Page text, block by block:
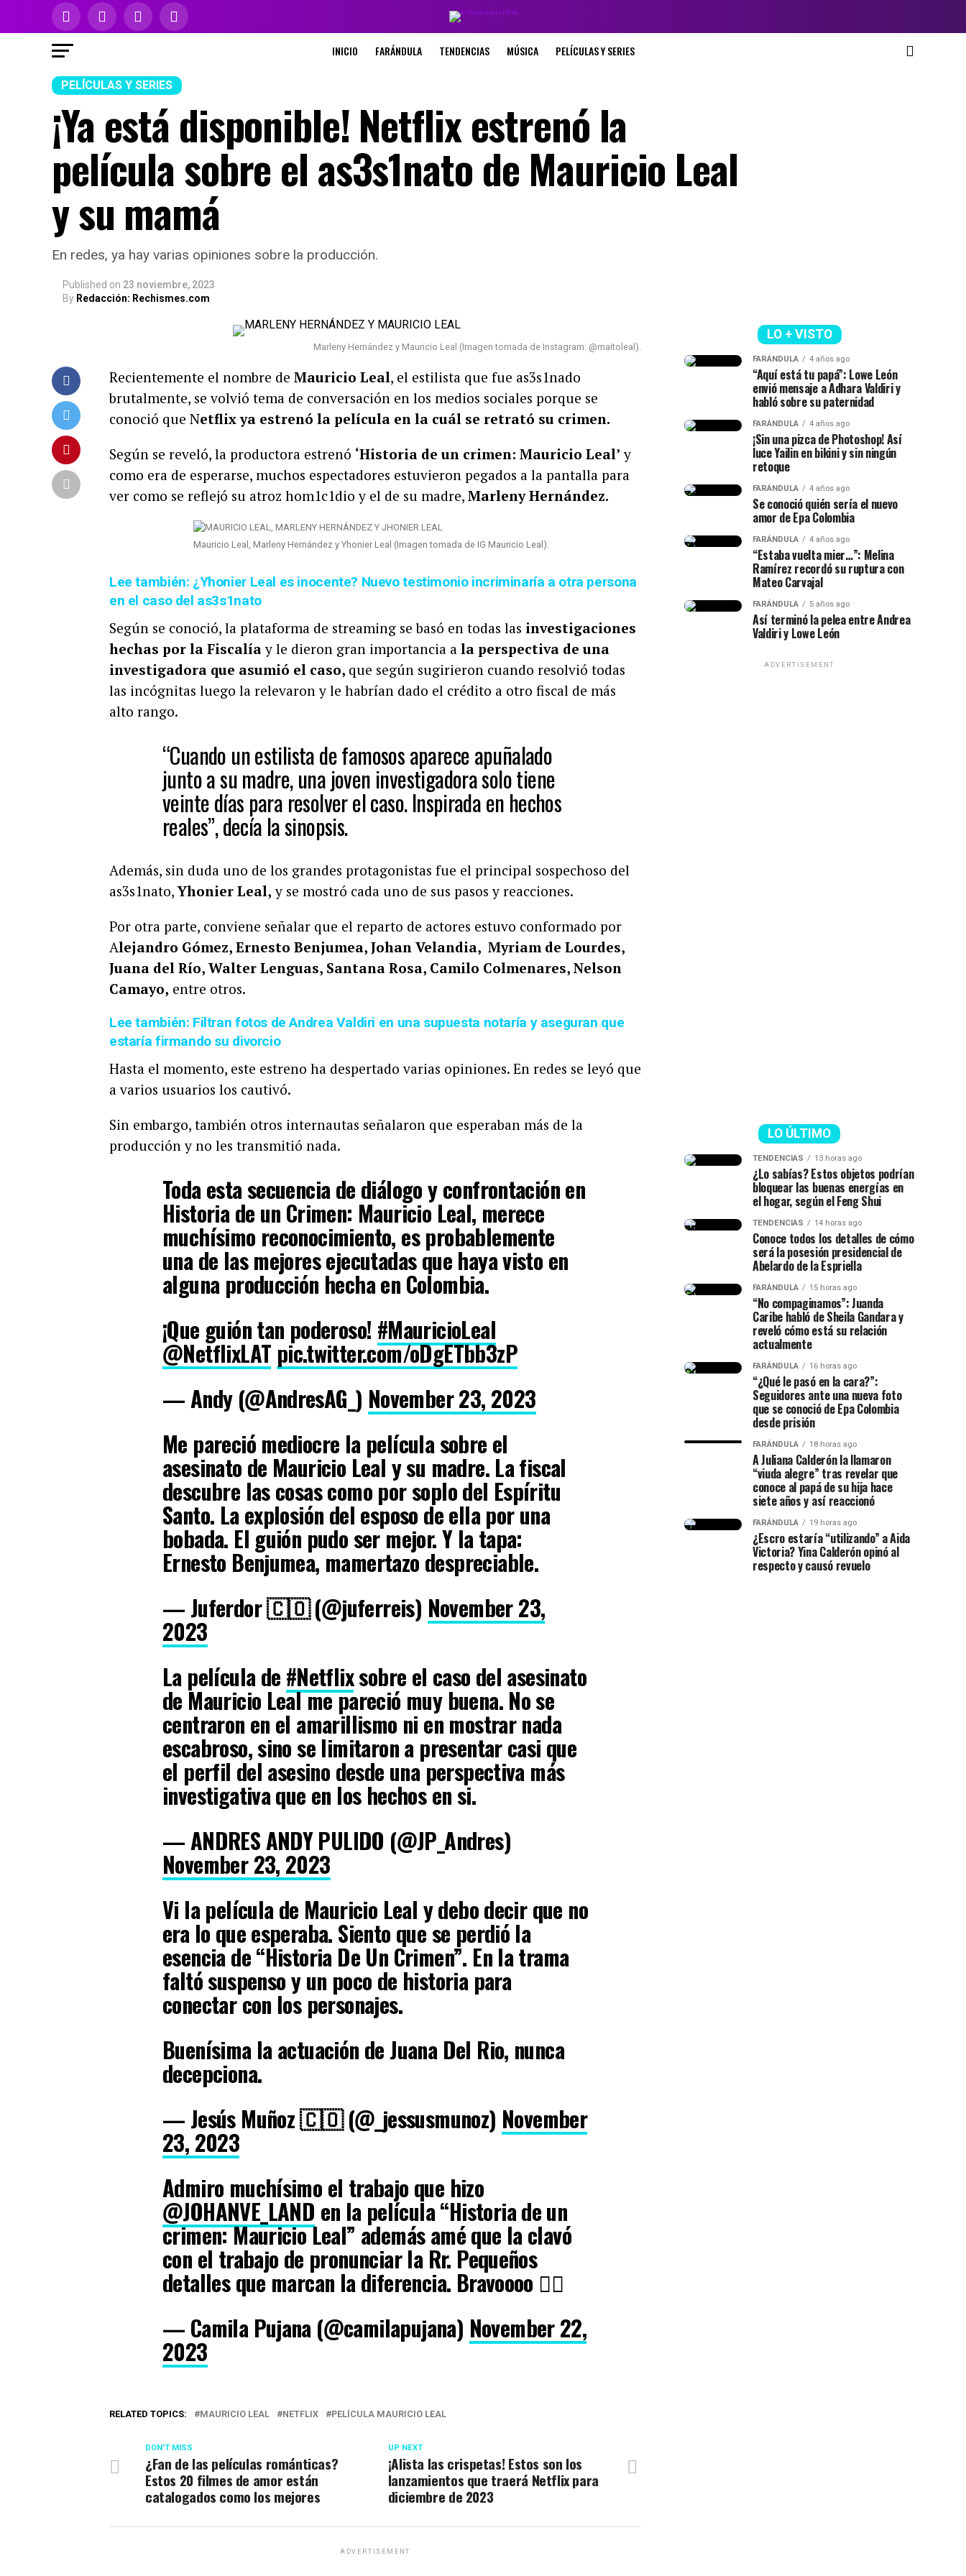
INICIO FARÁNDULA TENDENCIAS MÚSICA PELÍCULAS Y SERIES
PELÍCULAS Y SERIES
¡Ya está disponible! Netflix estrenó la
película sobre el as3s1nato de Mauricio Leal
y su mamá
En redes, ya hay varias opiniones sobre la producción.
Published on 23 noviembre, 2023
By Redacción: Rechismes.com
Marleny Hernández y Mauricio Leal (Imagen tomada de Instagram: @maitoleal).
Recientemente el nombre de Mauricio Leal, el estilista que fue as3s1nado
brutalmente, se volvió tema de conversación en los medios sociales porque se
conoció que Netflix ya estrenó la película en la cuál se retrató su crimen.
Según se reveló, la productora estrenó ‘Historia de un crimen: Mauricio Leal’ y
como era de esperarse, muchos espectadores estuvieron pegados a la pantalla para
ver como se reflejó su atroz hom1c1dio y el de su madre, Marleny Hernández.
Mauricio Leal, Marleny Hernández y Yhonier Leal (Imagen tomada de IG Mauricio Leal).
Lee también: ¿Yhonier Leal es inocente? Nuevo testimonio incriminaría a otra persona
en el caso del as3s1nato
Según se conoció, la plataforma de streaming se basó en todas las investigaciones
hechas por la Fiscalíay le dieron gran importancia a la perspectiva de una
investigadora que asumió el caso, que según sugirieron cuando resolvió todas
las incógnitas luego la relevaron y le habrían dado el crédito a otro fiscal de más
alto rango.
“Cuando un estilista de famosos aparece apuñalado
junto a su madre, una joven investigadora solo tiene
veinte días para resolver el caso. Inspirada en hechos
reales”, decía la sinopsis.
Además, sin duda uno de los grandes protagonistas fue el principal sospechoso del
as3s1nato,Yhonier Leal, y se mostró cada uno de sus pasos y reacciones.
Por otra parte, conviene señalar que el reparto de actores estuvo conformado por
Alejandro Gómez, Ernesto Benjumea, Johan Velandia, Myriam de Lourdes,
Juana del Río, Walter Lenguas, Santana Rosa, Camilo Colmenares, Nelson
Camayo, entre otros.
Lee también: Filtran fotos de Andrea Valdiri en una supuesta notaría y aseguran que
estaría firmando su divorcio
Hasta el momento, este estreno ha despertado varias opiniones. En redes se leyó que
a varios usuarios los cautivó.
Sin embargo, también otros internautas señalaron que esperaban más de la
producción y no les transmitió nada.
Toda esta secuencia de diálogo y confrontación en
Historia de un Crimen: Mauricio Leal, merece
muchísimo reconocimiento, es probablemente
una de las mejores ejecutadas que haya visto en
alguna producción hecha en Colombia.
¡Que guión tan poderoso! #MauricioLeal
@NetflixLAT pic.twitter.com/oDgETbb3zP
— Andy (@AndresAG_) November 23, 2023
Me pareció mediocre la película sobre el
asesinato de Mauricio Leal y su madre. La fiscal
descubre las cosas como por soplo del Espíritu
Santo. La explosión del esposo de ella por una
bobada. El guión pudo ser mejor. Y la tapa:
Ernesto Benjumea, mamertazo despreciable.
— Juferdor 🇨🇴 (@juferreis) November 23,
2023
La película de #Netflixsobre el caso del asesinato
de Mauricio Leal me pareció muy buena. No se
centraron en el amarillismo ni en mostrar nada
escabroso, sino se limitaron a presentar casi que
el perfil del asesino desde una perspectiva más
investigativa que en los hechos en si.
— ANDRES ANDY PULIDO (@JP_Andres)
November 23, 2023
Vi la película de Mauricio Leal y debo decir que no
era lo que esperaba. Siento que se perdió la
esencia de “Historia De Un Crimen”. En la trama
faltó suspenso y un poco de historia para
conectar con los personajes.
Buenísima la actuación de Juana Del Rio, nunca
decepciona.
— Jesús Muñoz 🇨🇴 (@_jessusmunoz) November
23, 2023
Admiro muchísimo el trabajo que hizo
@JOHANVE_LAND en la película “Historia de un
crimen: Mauricio Leal” además amé que la clavó
con el trabajo de pronunciar la Rr. Pequeños
detalles que marcan la diferencia. Bravoooo 👌🏼
— Camila Pujana (@camilapujana) November 22,
2023
RELATED TOPICS: MAURICIO LEAL NETFLIX PELÍCULA MAURICIO LEAL
UP NEXT
¡Alista las crispetas! Estos son los
lanzamientos que traerá Netflix para
diciembre de 2023
DON'T MISS
¿Fan de las películas románticas?
Estos 20 filmes de amor están
catalogados como los mejores
ADVERTISEMENT
LO + VISTO
FARÁNDULA 4 años ago
“Aquí está tu papá”: Lowe León
envió mensaje a Adhara Valdiri y
habló sobre su paternidad
FARÁNDULA 4 años ago
¡Sin una pizca de Photoshop! Así
luce Yailin en bikini y sin ningún
retoque
FARÁNDULA 4 años ago
Se conoció quién sería el nuevo
amor de Epa Colombia
FARÁNDULA 4 años ago
“Estaba vuelta mier…”: Melina
Ramírez recordó su ruptura con
Mateo Carvajal
FARÁNDULA 5 años ago
Así terminó la pelea entre Andrea
Valdiri y Lowe León
ADVERTISEMENT
LO ÚLTIMO
TENDENCIAS 13 horas ago
¿Lo sabías? Estos objetos podrían
bloquear las buenas energías en
el hogar, según el Feng Shui
TENDENCIAS 14 horas ago
Conoce todos los detalles de cómo
será la posesión presidencial de
Abelardo de la Espriella
FARÁNDULA 15 horas ago
“No compaginamos”: Juanda
Caribe habló de Sheila Gandara y
reveló cómo está su relación
actualmente
FARÁNDULA 16 horas ago
“¿Qué le pasó en la cara?”:
Seguidores ante una nueva foto
que se conoció de Epa Colombia
desde prisión
FARÁNDULA 18 horas ago
A Juliana Calderón la llamaron
“viuda alegre” tras revelar que
conoce al papá de su hija hace
siete años y así reaccionó
FARÁNDULA 19 horas ago
¿Escro estaría “utilizando” a Aida
Victoria? Yina Calderón opinó al
respecto y causó revuelo